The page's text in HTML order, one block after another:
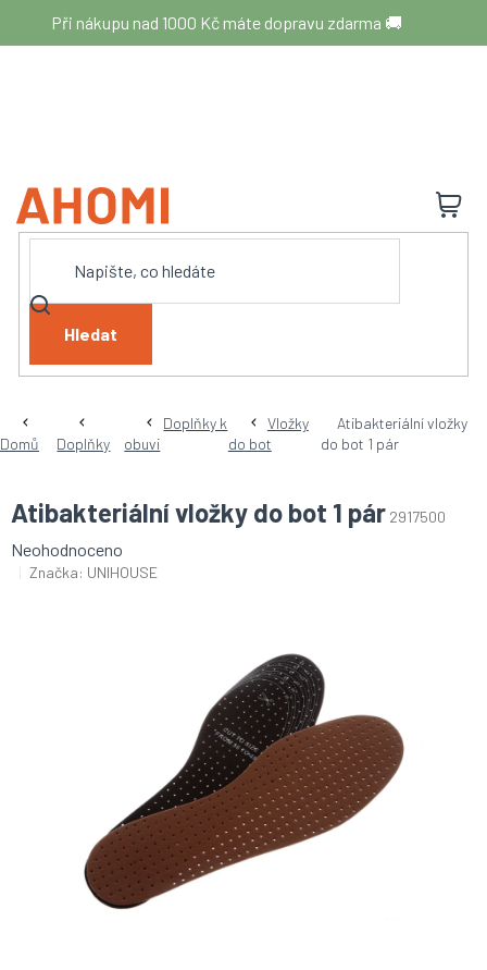
obsah
Při nákupu nad 1000 Kč máte dopravu zdarma 🚚
Hledat
Domů Doplňky
Doplňky k
obuvi
Vložky
do bot
Atibakteriální vložky
do bot 1 pár
Atibakteriální vložky do bot 1 pár 2917500
Průměrné
hodnocení
Neohodnoceno
Značka: UNIHOUSE